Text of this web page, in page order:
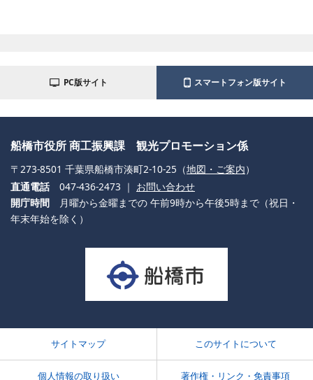
PC版サイト スマートフォン版サイト
船橋市役所 商工振興課 観光プロモーション係
〒273-8501 千葉県船橋市湊町2-10-25（地図・ご案内）
直通電話
047-436-2473 ｜ お問い合わせ
開庁時間
月曜から金曜までの 午前9時から午後5時まで（祝日・
年末年始を除く）
サイトマップ このサイトについて
個人情報の取り扱い 著作権・リンク・免責事項